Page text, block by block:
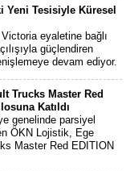
Yeni Tesisiyle Küresel
eyaletine bağlı
güçlendiren
devam ediyor.
Trucks Master Red
Katıldı
genelinde parsiyel
ÖKN Lojistik, Ege
Master Red EDITION